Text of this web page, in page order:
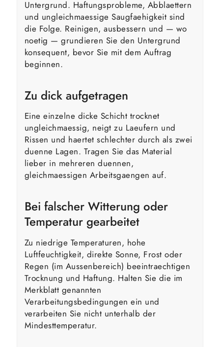
Untergrund. Haftungsprobleme, Abblaettern
und ungleichmaessige Saugfaehigkeit sind
die Folge. Reinigen, ausbessern und — wo
noetig — grundieren Sie den Untergrund
konsequent, bevor Sie mit dem Auftrag
beginnen.
Zu dick aufgetragen
Eine einzelne dicke Schicht trocknet
ungleichmaessig, neigt zu Laeufern und
Rissen und haertet schlechter durch als zwei
duenne Lagen. Tragen Sie das Material
lieber in mehreren duennen,
gleichmaessigen Arbeitsgaengen auf.
Bei falscher Witterung oder
Temperatur gearbeitet
Zu niedrige Temperaturen, hohe
Luftfeuchtigkeit, direkte Sonne, Frost oder
Regen (im Aussenbereich) beeintraechtigen
Trocknung und Haftung. Halten Sie die im
Merkblatt genannten
Verarbeitungsbedingungen ein und
verarbeiten Sie nicht unterhalb der
Mindesttemperatur.